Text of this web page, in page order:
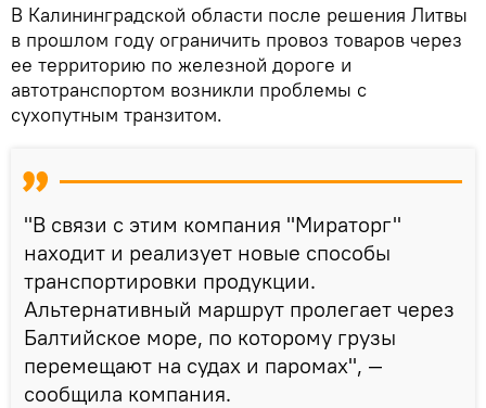
В Калининградской области после решения Литвы
в прошлом году ограничить провоз товаров через
ее территорию по железной дороге и
автотранспортом возникли проблемы с
сухопутным транзитом.
"В связи с этим компания "Мираторг"
находит и реализует новые способы
транспортировки продукции.
Альтернативный маршрут пролегает через
Балтийское море, по которому грузы
перемещают на судах и паромах", —
сообщила компания.